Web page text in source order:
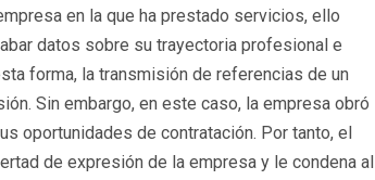
en la que ha prestado servicios, ello
datos sobre su trayectoria profesional e
forma, la transmisión de referencias de un
Sin embargo, en este caso, la empresa obró
oportunidades de contratación. Por tanto, el
de expresión de la empresa y le condena al